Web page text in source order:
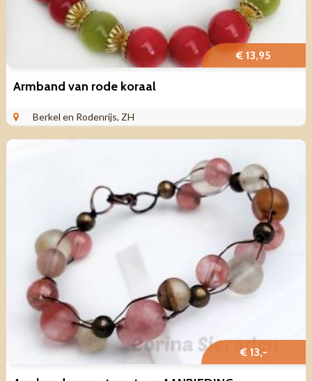
€ 13,95
Armband van rode koraal
Berkel en Rodenrijs, ZH
€ 13,-